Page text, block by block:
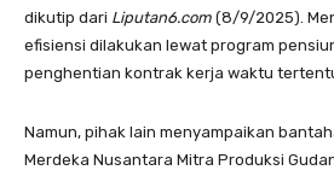
dikutip dari Liputan6.com (8/9/2025).
efisiensi dilakukan lewat program
penghentian kontrak kerja waktu tertentu
Namun, pihak lain menyampaikan
Merdeka Nusantara Mitra Produksi